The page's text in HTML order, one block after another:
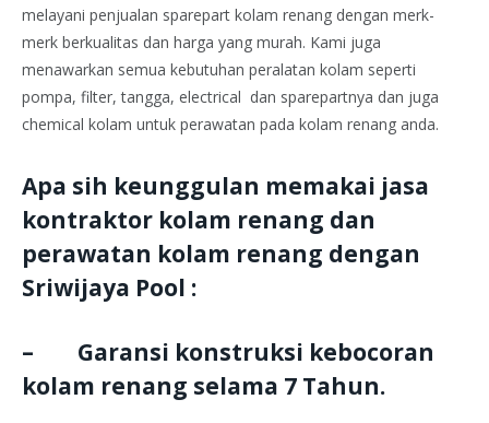
melayani penjualan sparepart kolam renang dengan merk-
merk berkualitas dan harga yang murah. Kami juga
menawarkan semua kebutuhan peralatan kolam seperti
pompa, filter, tangga, electrical dan sparepartnya dan juga
chemical kolam untuk perawatan pada kolam renang anda.
Apa sih keunggulan memakai jasa
kontraktor kolam renang dan
perawatan kolam renang dengan
Sriwijaya Pool :
– Garansi konstruksi kebocoran
kolam renang selama 7 Tahun.